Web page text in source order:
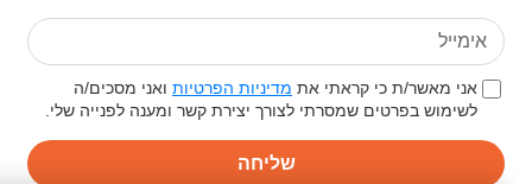
אני מאשר/ת כי קראתי אתמדיניות הפרטיותואני מסכים/ה
לשימוש בפרטים שמסרתי לצורך יצירת קשר ומענה לפנייה שלי.
שליחה